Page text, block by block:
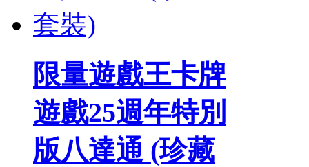
限量遊戲王卡牌
遊戲25週年特別
版八達通 (珍藏